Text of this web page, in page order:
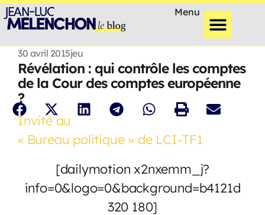
Menu
30 avril 2015jeu
Révélation : qui contrôle les comptes
de la Cour des comptes européenne
?
Invité au
« Bureau politique » de LCI-TF1
[dailymotion x2nxemm_j?
info=0&logo=0&background=b4121d
320 180]